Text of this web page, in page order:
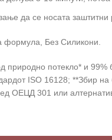
да се носата заштитни
формула, Без Силикони.
природно потекло* и 99%
ISO 16128; **Збир на
ОЕЦД 301 или